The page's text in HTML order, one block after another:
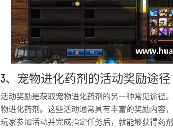
3、宠物进化药剂的活动奖励途径
活动奖励是获取宠物进化药剂的另一种常见途径
物进化药剂。这些活动通常具有丰富的奖励内容
玩家参加活动并完成指定任务后，就能够获得药剂